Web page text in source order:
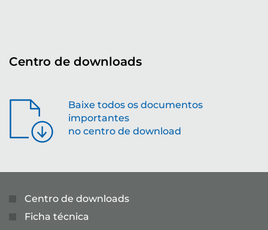
Centro de downloads
Baixe todos os documentos
importantes
no centro de download
Centro de downloads
Ficha técnica